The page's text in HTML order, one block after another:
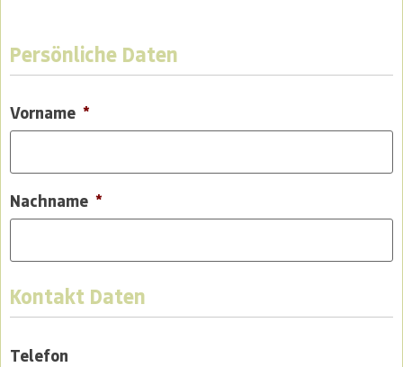
Persönliche Daten
Vorname *
Nachname *
Kontakt Daten
Telefon